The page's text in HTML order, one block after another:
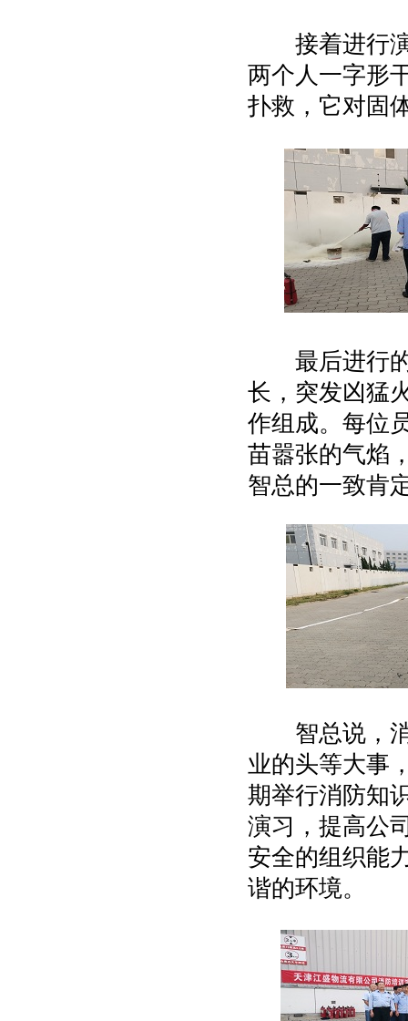
接着进行演
两个人一字形
扑救，它对固
最后进行的
长，突发凶猛
作组成。每位
苗嚣张的气焰
智总的一致肯
智总说，消
业的头等大事
期举行消防知
演习，提高公
安全的组织能
谐的环境。